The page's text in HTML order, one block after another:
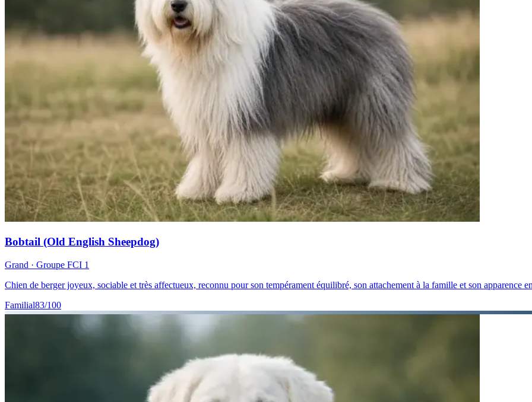
Bobtail (Old English Sheepdog)
Grand · Groupe FCI 1
Chien de berger joyeux, sociable et très affectueux, reconnu pour son tempérament équilibré, son attachement à la famille et son apparence
Familial83/100